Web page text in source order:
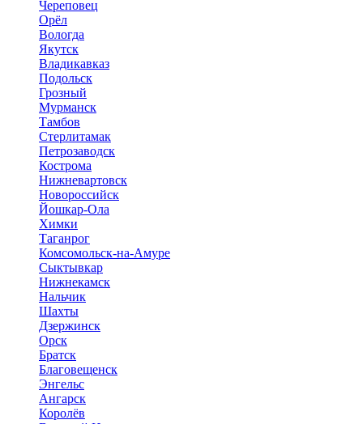
Череповец
Орёл
Вологда
Якутск
Владикавказ
Подольск
Грозный
Мурманск
Тамбов
Стерлитамак
Петрозаводск
Кострома
Нижневартовск
Новороссийск
Йошкар-Ола
Химки
Таганрог
Комсомольск-на-Амуре
Сыктывкар
Нижнекамск
Нальчик
Шахты
Дзержинск
Орск
Братск
Благовещенск
Энгельс
Ангарск
Королёв